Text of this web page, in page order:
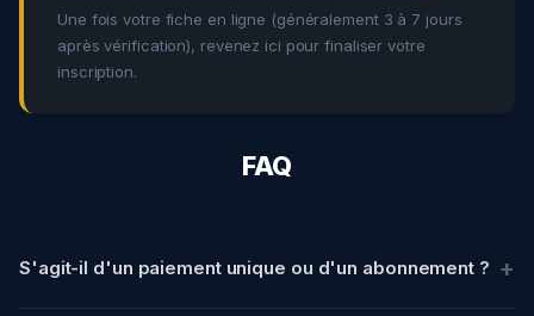
Une fois votre fiche en ligne (généralement 3 à 7 jours
après vérification), revenez ici pour finaliser votre
inscription.
FAQ
S'agit-il d'un paiement unique ou d'un abonnement ?